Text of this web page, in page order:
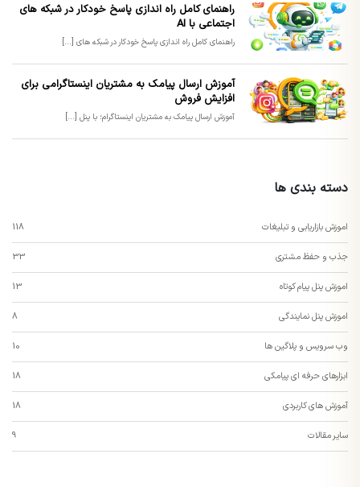
راهنمای کامل راه اندازی پاسخ خودکار در شبکه های
اجتماعی با AI
راهنمای کامل راه اندازی پاسخ خودکار در شبکه های [...]
آموزش ارسال پیامک به مشتریان اینستاگرامی برای
افزایش فروش
آموزش ارسال پیامک به مشتریان اینستاگرام؛ با پنل [...]
دسته بندی ها
اموزش بازاریابی و تبلیغات 118
جذب و حفظ مشتری 33
اموزش پنل پیام کوتاه 13
اموزش پنل نمایندگی 8
وب سرویس و پلاگین ها 10
ابزارهای حرفه ای پیامکی 18
آموزش های کاربردی 18
سایر مقالات 9